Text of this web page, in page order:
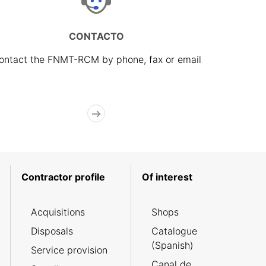
CONTACTO
the FNMT-RCM by phone, fax or email
Contractor profile
Acquisitions
Disposals
Service provision
Of interest
Shops
Catalogue
(Spanish)